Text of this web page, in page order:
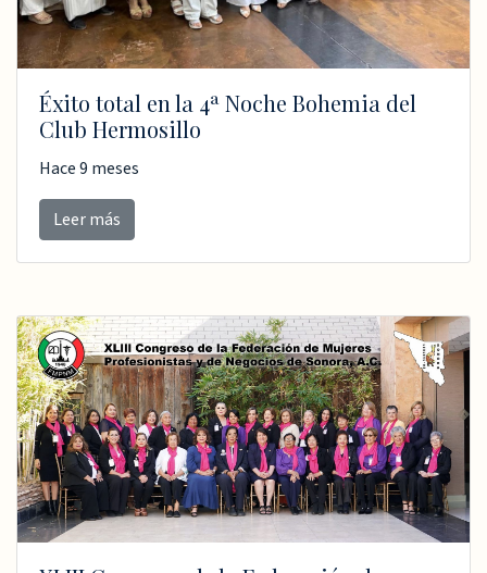
Éxito total en la 4ª Noche Bohemia del
Club Hermosillo
Hace 9 meses
Leer más